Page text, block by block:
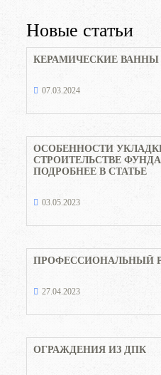
Новые статьи
КЕРАМИЧЕСКИЕ ВАННЫ
07.03.2024
ОСОБЕННОСТИ
СТРОИТЕЛЬСТВЕ
ПОДРОБНЕЕ В СТАТЬЕ
03.05.2023
ПРОФЕССИОНАЛЬНЫЙ
27.04.2023
ОГРАЖДЕНИЯ ИЗ ДПК